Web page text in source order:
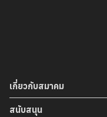
เกี่ยวกับสมาคม
สนับสนุน